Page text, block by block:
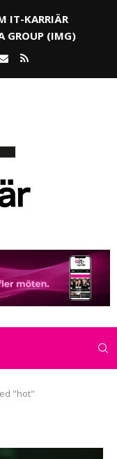
IT-KARRIÄR
GROUP (IMG)
"hot"